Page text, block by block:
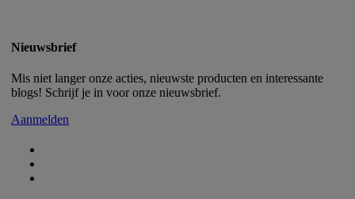
Nieuwsbrief
Mis niet langer onze acties, nieuwste producten en interessante
blogs! Schrijf je in voor onze nieuwsbrief.
Aanmelden